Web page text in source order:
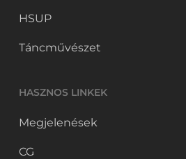
HSUP
Táncművészet
HASZNOS LINKEK
Megjelenések
CG